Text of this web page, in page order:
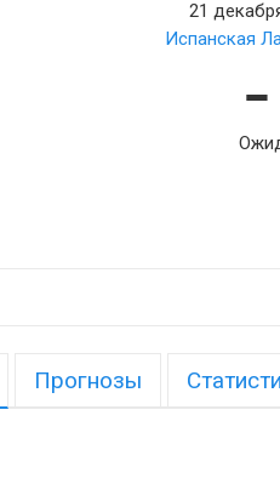
21
Испанская
Прогнозы